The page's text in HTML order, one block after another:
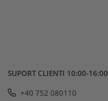
SUPORT CLIENTI 10:00-16:00
+40 752 080110